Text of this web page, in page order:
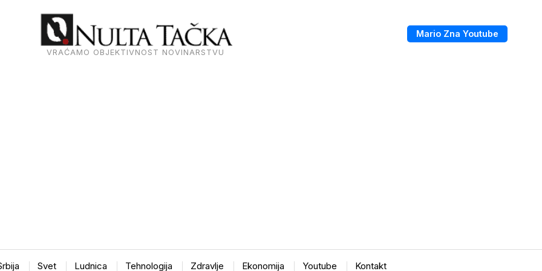
VRAĆAMO OBJEKTIVNOST NOVINARSTVU
Mario Zna Youtube
Svet Ludnica Tehnologija Zdravlje Ekonomija Youtube Kontakt